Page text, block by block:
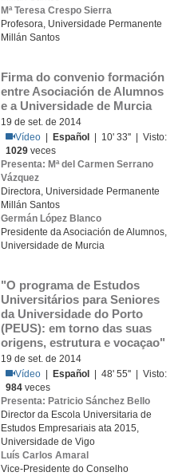
Mª Teresa Crespo Sierra
Profesora, Universidade Permanente
Millán Santos
Firma do convenio formación
entre Asociación de Alumnos
e a Universidade de Murcia
19 de set. de 2014
Vídeo
Español
| 10' 33'' | Visto:
1029 veces
Presenta: Mª del Carmen Serrano
Vázquez
Directora, Universidade Permanente
Millán Santos
Germán López Blanco
Presidente da Asociación de Alumnos,
Universidade de Murcia
"O programa de Estudos
Universitários para Seniores
da Universidade do Porto
(PEUS): em torno das suas
origens, estrutura e vocaçao"
19 de set. de 2014
Vídeo
Español
| 48' 55'' | Visto:
984 veces
Presenta: Patricio Sánchez Bello
Director da Escola Universitaria de
Estudos Empresariais ata 2015,
Universidade de Vigo
Luís Carlos Amaral
Vice-Presidente do Conselho